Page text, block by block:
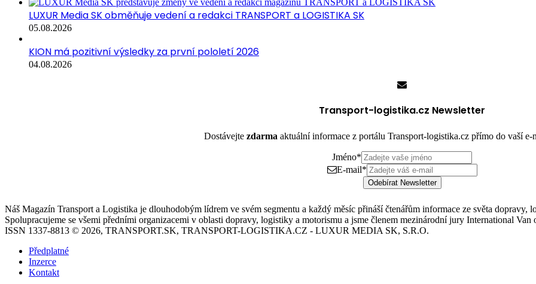
LUXUR Media SK obměňuje vedení a redakci TRANSPORT a LOGISTIKA SK
05.08.2026
KION má pozitivní výsledky za první pololetí 2026
04.08.2026
Transport-logistika.cz Newsletter
Dostávejte zdarma aktuální informace z portálu Transport-logistika.cz přímo do vaší e-
Jméno*
E-mail*
Odebírat Newsletter
Náš Magazín Transport a Logistika je dlouhodobým lídrem ve svém segmentu a každý měsíc přináší čtenářům informace ze světa dopravy,
Spolupracujeme se všemi předními organizacemi v oblasti dopravy, logistiky a motorismu a jsme členem mezinárodní jury International Van
ISSN 1337-8813 © 2026, TRANSPORT.SK, TRANSPORT-LOGISTIKA.CZ - LUXUR MEDIA SK, S.R.O.
Předplatné
Inzerce
Kontakt